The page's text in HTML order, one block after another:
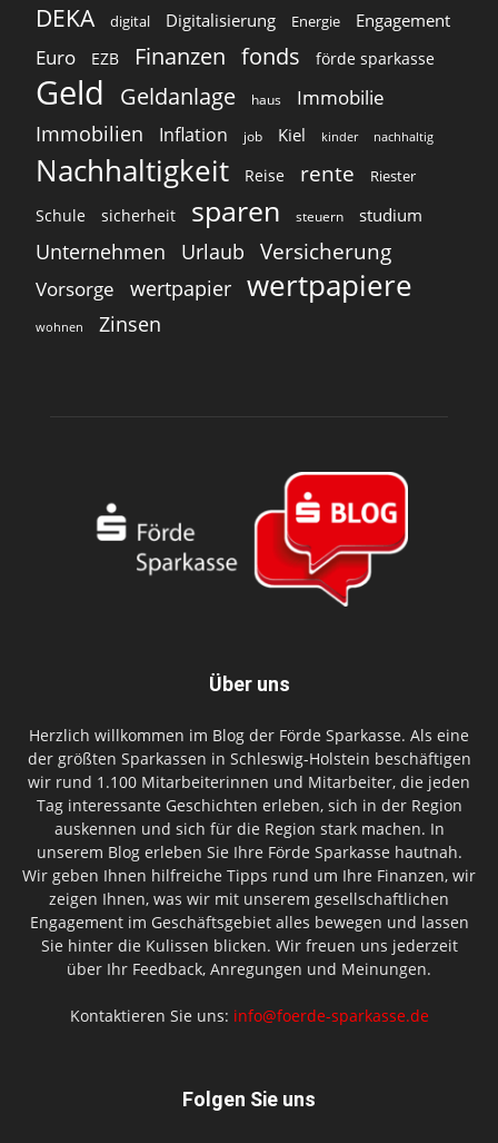
DEKA digital Digitalisierung Energie Engagement
Euro EZB Finanzen fonds förde sparkasse
Geld Geldanlage haus Immobilie
Immobilien Inflation job Kiel kinder nachhaltig
Nachhaltigkeit Reise rente Riester
Schule sicherheit sparen steuern studium
Unternehmen Urlaub Versicherung
Vorsorge wertpapier wertpapiere
wohnen Zinsen
Über uns
Herzlich willkommen im Blog der Förde Sparkasse. Als eine
der größten Sparkassen in Schleswig-Holstein beschäftigen
wir rund 1.100 Mitarbeiterinnen und Mitarbeiter, die jeden
Tag interessante Geschichten erleben, sich in der Region
auskennen und sich für die Region stark machen. In
unserem Blog erleben Sie Ihre Förde Sparkasse hautnah.
Wir geben Ihnen hilfreiche Tipps rund um Ihre Finanzen, wir
zeigen Ihnen, was wir mit unserem gesellschaftlichen
Engagement im Geschäftsgebiet alles bewegen und lassen
Sie hinter die Kulissen blicken. Wir freuen uns jederzeit
über Ihr Feedback, Anregungen und Meinungen.
Kontaktieren Sie uns: info@foerde-sparkasse.de
Folgen Sie uns